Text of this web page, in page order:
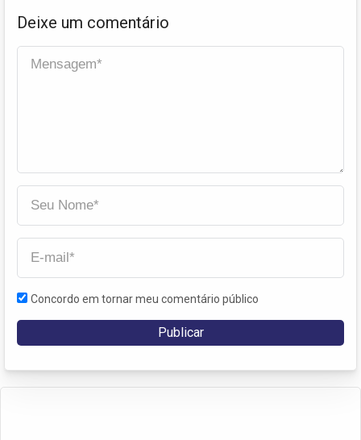
Deixe um comentário
Concordo em tornar meu comentário público